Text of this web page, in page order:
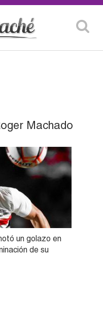
Machado
un golazo en
de su